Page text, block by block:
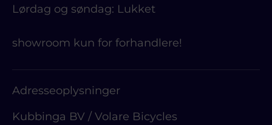
Lørdag og søndag: Lukket
showroom kun for forhandlere!
Adresseoplysninger
Kubbinga BV / Volare Bicycles